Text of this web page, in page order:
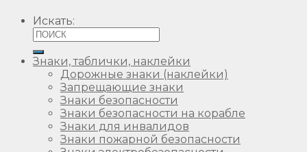
Искать:
Знаки, таблички, наклейки
Дорожные знаки (наклейки)
Запрещающие знаки
Знаки безопасности
Знаки безопасности на корабле
Знаки для инвалидов
Знаки пожарной безопасности